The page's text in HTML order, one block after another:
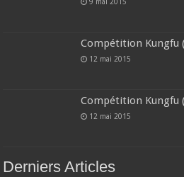
Compétition Kungfu
12 mai 2015
Compétition Kungfu
12 mai 2015
Derniers Articles